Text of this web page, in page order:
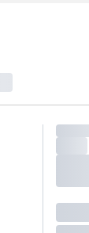
kolejnego pokoju
pokoju.